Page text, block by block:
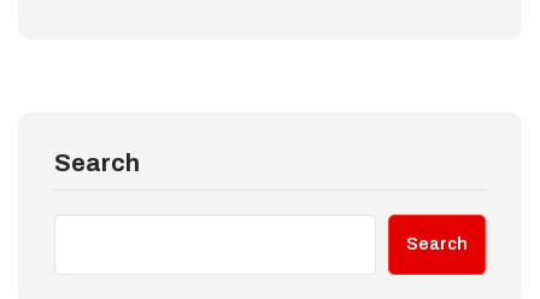
Search
Search